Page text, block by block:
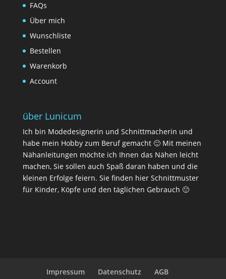
FAQs
Über mich
Wunschliste
Bestellen
Warenkorb
Account
über Lunicum
Ich bin Modedesignerin und Schnittmacherin und
habe mein Hobby zum Beruf gemacht 🙂 Mit meinen
Nähanleitungen möchte ich Ihnen das Nähen leicht
machen, Sie sollen auch Spaß daran haben und die
kleinen Erfolge feiern. Sie finden hier Schnittmuster
für Kinder, Köpfe und den täglichen Gebrauch 🙂
Impressum Datenschutz
AGB